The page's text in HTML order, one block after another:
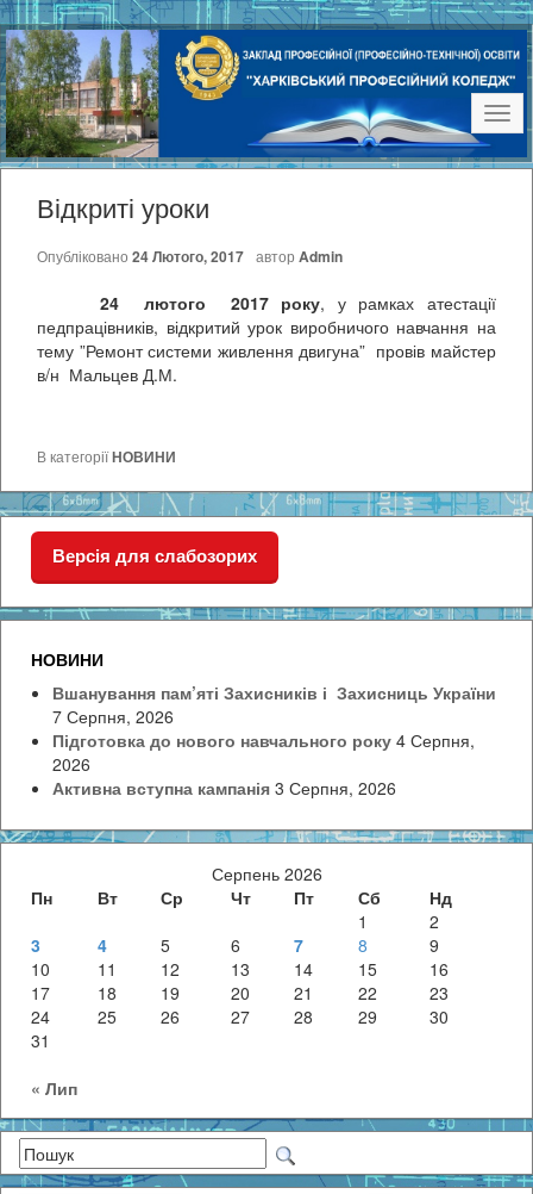
Відкриті уроки
Опубліковано 24 Лютого, 2017 автор Admin
24 лютого 2017 року, у рамках атестації
педпрацівників, відкритий урок виробничого навчання на
тему ”Ремонт системи живлення двигуна” провів майстер
в/н Мальцев Д.М.
В категоріїНОВИНИ
Версія для слабозорих
НОВИНИ
Вшанування пам’яті Захисників і Захисниць України
7 Серпня, 2026
Підготовка до нового навчального року 4 Серпня,
2026
Активна вступна кампанія 3 Серпня, 2026
Серпень 2026
Пн
Вт Ср Чт Пт Сб
Нд
1
2
3
4 5 6 7 8
9
10
11 12 13 14 15
16
17
18 19 20 21 22
23
24
25 26 27 28 29
30
31
« Лип